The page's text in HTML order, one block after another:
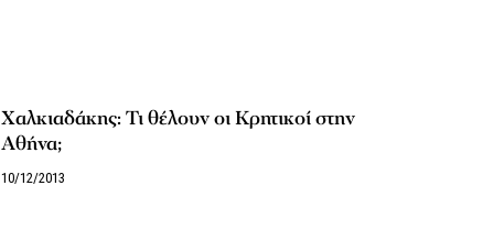
Χαλκιαδάκης: Τι θέλουν οι Κρητικοί στην
Αθήνα;
10/12/2013